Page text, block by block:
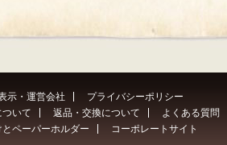
示・運営会社
プライバシーポリシー
いて 返品・交換について
よくある質問
とペーパーホルダー コーポレートサイト